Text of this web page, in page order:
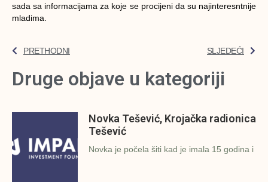
sada sa informacijama za koje se procijeni da su najinteresntnije
mladima.
PRETHODNI SLJEDEĆI
Druge objave u kategoriji
Novka Tešević, Krojačka radionica
Tešević
Novka je počela šiti kad je imala 15 godina i